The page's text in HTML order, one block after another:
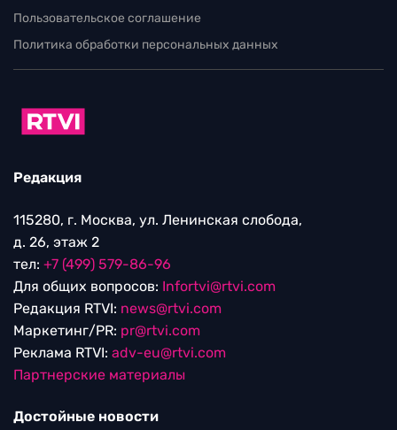
Пользовательское соглашение
Политика обработки персональных данных
Редакция
115280, г. Москва, ул. Ленинская слобода,
д. 26, этаж 2
тел: +7 (499) 579-86-96
Для общих вопросов: Infortvi@rtvi.com
Редакция RTVI: news@rtvi.com
Маркетинг/PR: pr@rtvi.com
Реклама RTVI: adv-eu@rtvi.com
Партнерские материалы
Достойные новости